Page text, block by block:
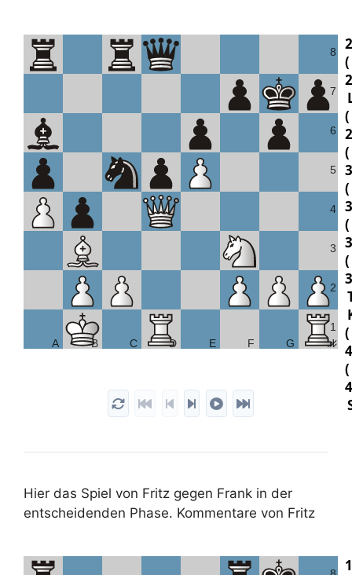
1
2
3
4
5
6
7
8
A B C D E F G H
Hier das Spiel von Fritz gegen Frank in der
entscheidenden Phase. Kommentare von Fritz